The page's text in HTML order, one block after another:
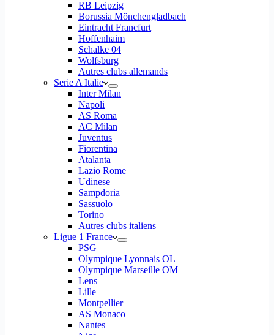
RB Leipzig
Borussia Mönchengladbach
Eintracht Francfurt
Hoffenhaim
Schalke 04
Wolfsburg
Autres clubs allemands
Serie A Italie
Inter Milan
Napoli
AS Roma
AC Milan
Juventus
Fiorentina
Atalanta
Lazio Rome
Udinese
Sampdoria
Sassuolo
Torino
Autres clubs italiens
Ligue 1 France
PSG
Olympique Lyonnais OL
Olympique Marseille OM
Lens
Lille
Montpellier
AS Monaco
Nantes